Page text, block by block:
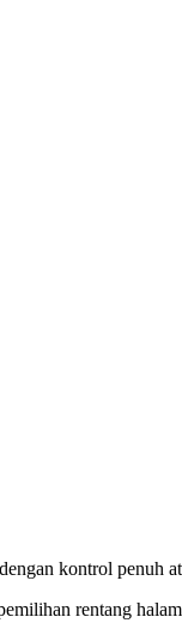
kontrol penuh
rentang